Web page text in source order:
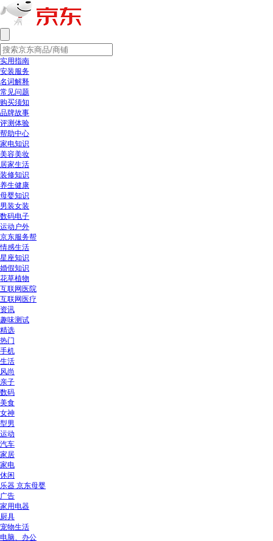
实用指南
安装服务
名词解释
常见问题
购买须知
品牌故事
评测体验
帮助中心
家电知识
美容美妆
居家生活
装修知识
养生健康
母婴知识
男装女装
数码电子
运动户外
京东服务帮
情感生活
星座知识
婚假知识
花草植物
互联网医院
互联网医疗
资讯
趣味测试
精选
热门
手机
生活
风尚
亲子
数码
美食
女神
型男
运动
汽车
家居
家电
休闲
乐器 京东母婴
广告
家用电器
厨具
宠物生活
电脑、办公